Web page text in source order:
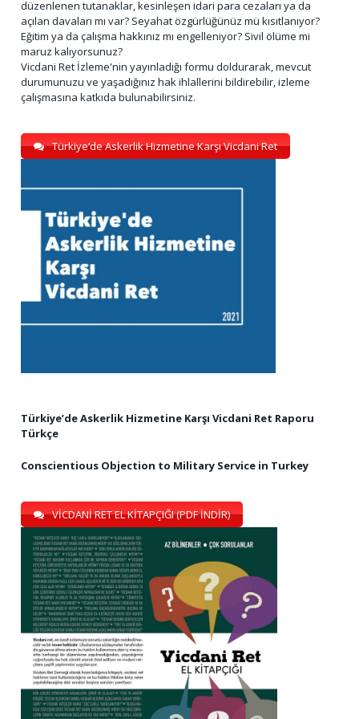
düzenlenen tutanaklar, kesinleşen idari para cezaları ya da
açılan davaları mı var? Seyahat özgürlüğünüz mü kısıtlanıyor?
Eğitim ya da çalışma hakkınız mı engelleniyor? Sivil ölüme mi
maruz kalıyorsunuz?
Vicdani Ret İzleme'nin yayınladığı formu doldurarak, mevcut
durumunuzu ve yaşadığınız hak ihlallerini bildirebilir, izleme
çalışmasına katkıda bulunabilirsiniz.
Türkiye’de Askerlik Hizmetine Karşı Vicdani Ret
Türkiye’de Askerlik Hizmetine Karşı Vicdani Ret Raporu
Türkçe
Conscientious Objection to Military Service in Turkey
VİCDANİ RET EL KİTAPÇIĞI (PDF İNDİR)